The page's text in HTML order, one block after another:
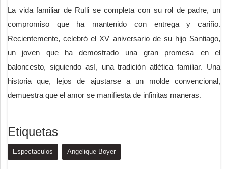
La vida familiar de Rulli se completa con su rol de padre, un
compromiso que ha mantenido con entrega y cariño.
Recientemente, celebró el XV aniversario de su hijo Santiago,
un joven que ha demostrado una gran promesa en el
baloncesto, siguiendo así, una tradición atlética familiar. Una
historia que, lejos de ajustarse a un molde convencional,
demuestra que el amor se manifiesta de infinitas maneras.
Etiquetas
Espectaculos Angelique Boyer